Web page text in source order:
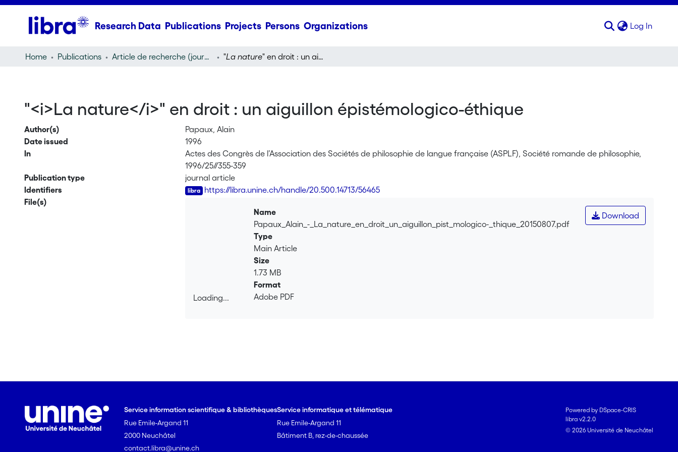
Research Data Publications Projects Persons Organizations Log In
Home Publications Article de recherche (journal article) "La nature" en droit : un aiguillon épistémologico-éthique
"<i>La nature</i>" en droit : un aiguillon épistémologico-éthique
Author(s)
Papaux, Alain
Date issued
1996
In
Actes des Congrès de l’Association des Sociétés de philosophie de langue française (ASPLF), Société romande de philosophie,
1996/25//355-359
Publication type
journal article
Identifiers
https://libra.unine.ch/handle/20.500.14713/56465
File(s)
Loading...
Download
Name
Papaux_Alain_-_La_nature_en_droit_un_aiguillon_pist_mologico-_thique_20150807.pdf
Type
Main Article
Size
1.73 MB
Format
Adobe PDF
Service information scientifique & bibliothèques
Rue Emile-Argand 11
2000 Neuchâtel
contact.libra@unine.ch
Service informatique et télématique
Rue Emile-Argand 11
Bâtiment B, rez-de-chaussée
Powered by DSpace-CRIS
libra v2.2.0
© 2026 Université de Neuchâtel